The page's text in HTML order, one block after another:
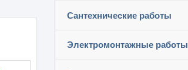
Сантехнические работы
Электромонтажные работы